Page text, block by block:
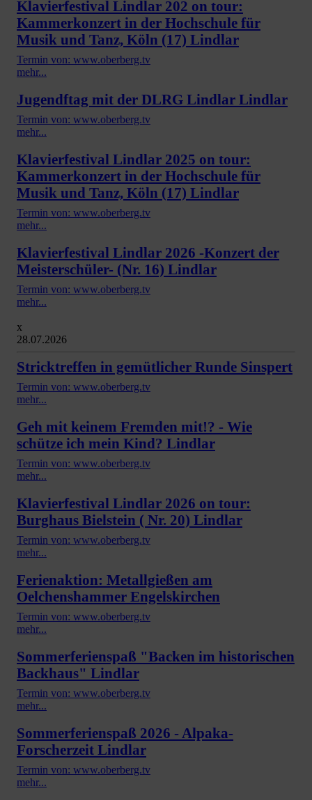
Klavierfestival Lindlar 202 on tour:
Kammerkonzert in der Hochschule für
Musik und Tanz, Köln (17) Lindlar
Termin von: www.oberberg.tv
mehr...
Jugendftag mit der DLRG Lindlar Lindlar
Termin von: www.oberberg.tv
mehr...
Klavierfestival Lindlar 2025 on tour:
Kammerkonzert in der Hochschule für
Musik und Tanz, Köln (17) Lindlar
Termin von: www.oberberg.tv
mehr...
Klavierfestival Lindlar 2026 -Konzert der
Meisterschüler- (Nr. 16) Lindlar
Termin von: www.oberberg.tv
mehr...
x
28.07.2026
Stricktreffen in gemütlicher Runde Sinspert
Termin von: www.oberberg.tv
mehr...
Geh mit keinem Fremden mit!? - Wie
schütze ich mein Kind? Lindlar
Termin von: www.oberberg.tv
mehr...
Klavierfestival Lindlar 2026 on tour:
Burghaus Bielstein ( Nr. 20) Lindlar
Termin von: www.oberberg.tv
mehr...
Ferienaktion: Metallgießen am
Oelchenshammer Engelskirchen
Termin von: www.oberberg.tv
mehr...
Sommerferienspaß "Backen im historischen
Backhaus" Lindlar
Termin von: www.oberberg.tv
mehr...
Sommerferienspaß 2026 - Alpaka-
Forscherzeit Lindlar
Termin von: www.oberberg.tv
mehr...